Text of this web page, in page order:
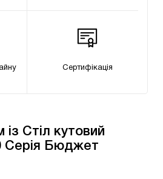
Сертифікацiя
Стіл кутовий
Серія Бюджет